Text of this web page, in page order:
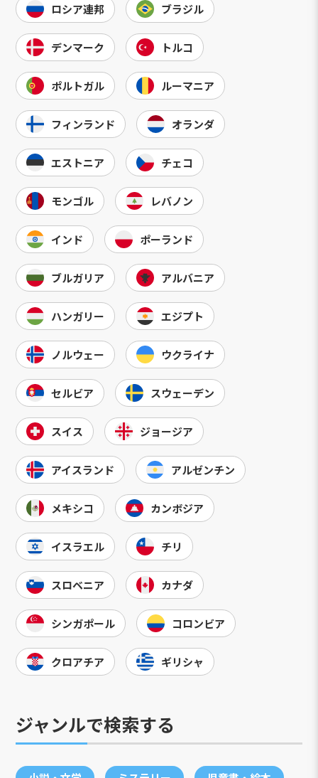
ロシア連邦 ブラジル
デンマーク トルコ
ポルトガル ルーマニア
フィンランド オランダ
エストニア チェコ
モンゴル レバノン
インド ポーランド
ブルガリア アルバニア
ハンガリー エジプト
ノルウェー ウクライナ
セルビア スウェーデン
スイス ジョージア
アイスランド アルゼンチン
メキシコ カンボジア
イスラエル チリ
スロベニア カナダ
シンガポール コロンビア
クロアチア ギリシャ
ジャンルで検索する